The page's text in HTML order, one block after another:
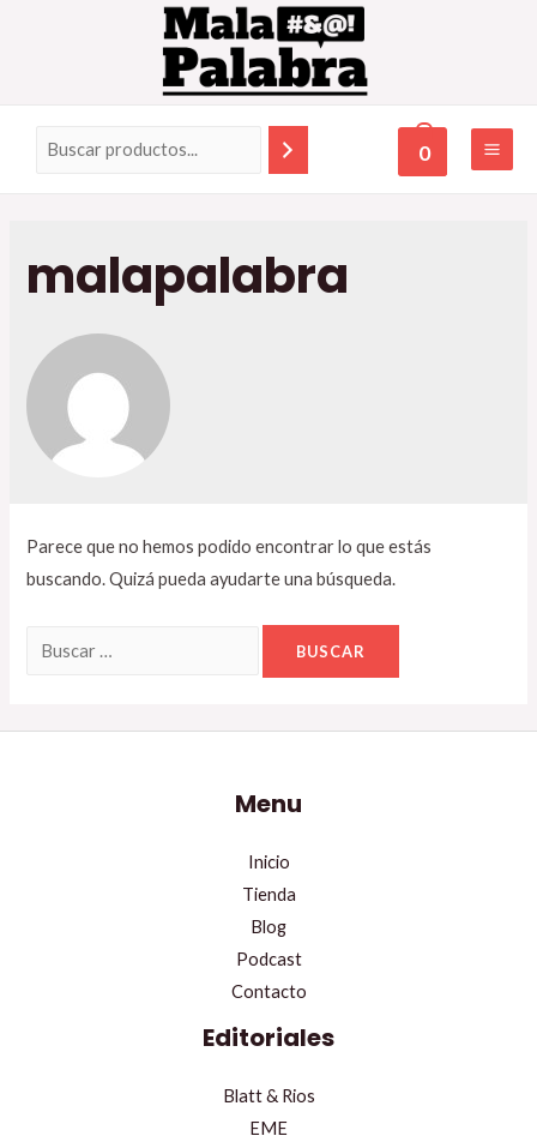
0
malapalabra
Parece que no hemos podido encontrar lo que estás
buscando. Quizá pueda ayudarte una búsqueda.
Menu
Inicio
Tienda
Blog
Podcast
Contacto
Editoriales
Blatt & Rios
EME